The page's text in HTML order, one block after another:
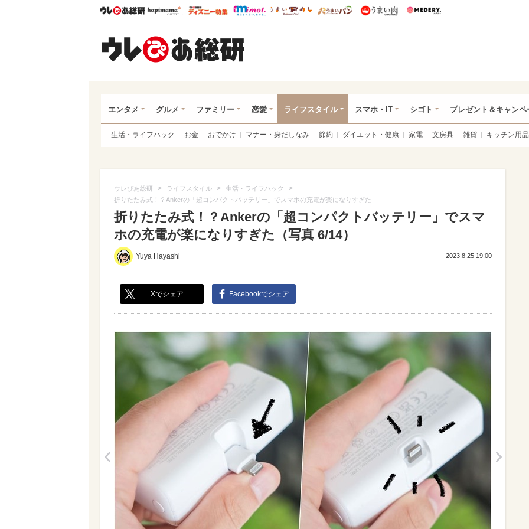
ウレぴあ総研ハピママ* ウレぴあ総研 ディズニー特集
mimot. うまいめし うまいパン うまい肉
エンタメ グルメ ファミリー 恋愛 ライフスタイル スマホ・IT シゴト プレゼント＆キャンペ
生活・ライフハック お金 おでかけ マナー・身だしなみ 節約 ダイエット・健康 家電 文房具 雑貨 キッチン用品
ウレぴあ総研 > ライフスタイル > 生活・ライフハック >
折りたたみ式！？Ankerの「超コンパクトバッテリー」でスマホの充電が楽になりすぎた
折りたたみ式！？Ankerの「超コンパクトバッテリー」でスマ
ホの充電が楽になりすぎた（写真 6/14）
Yuya Hayashi 2023.8.25 19:00
Xでシェア Facebookでシェア